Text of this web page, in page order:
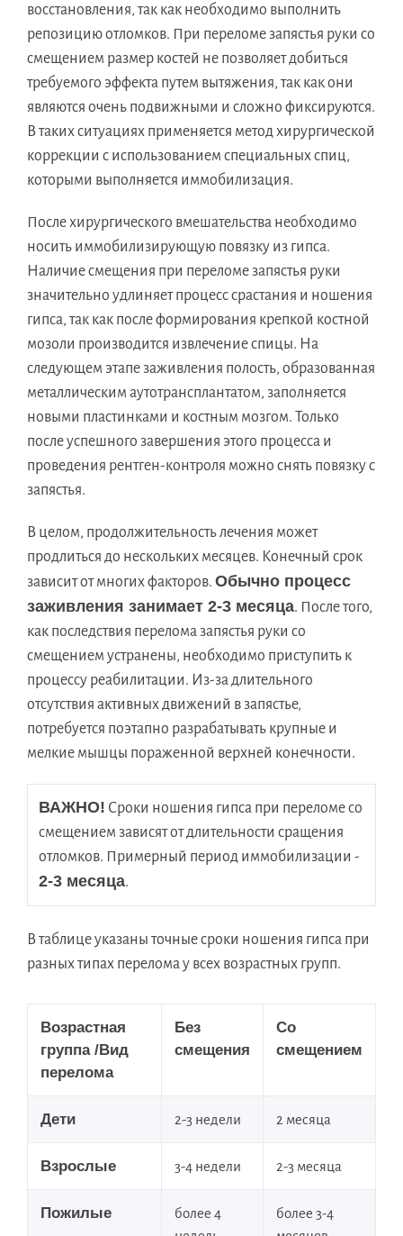
восстановления, так как необходимо выполнить
репозицию отломков. При переломе запястья руки со
смещением размер костей не позволяет добиться
требуемого эффекта путем вытяжения, так как они
являются очень подвижными и сложно фиксируются.
В таких ситуациях применяется метод хирургической
коррекции с использованием специальных спиц,
которыми выполняется иммобилизация.
После хирургического вмешательства необходимо
носить иммобилизирующую повязку из гипса.
Наличие смещения при переломе запястья руки
значительно удлиняет процесс срастания и ношения
гипса, так как после формирования крепкой костной
мозоли производится извлечение спицы. На
следующем этапе заживления полость, образованная
металлическим аутотрансплантатом, заполняется
новыми пластинками и костным мозгом. Только
после успешного завершения этого процесса и
проведения рентген-контроля можно снять повязку с
запястья.
В целом, продолжительность лечения может
продлиться до нескольких месяцев. Конечный срок
зависит от многих факторов. Обычно процесс
заживления занимает 2-3 месяца. После того,
как последствия перелома запястья руки со
смещением устранены, необходимо приступить к
процессу реабилитации. Из-за длительного
отсутствия активных движений в запястье,
потребуется поэтапно разрабатывать крупные и
мелкие мышцы пораженной верхней конечности.
ВАЖНО! Сроки ношения гипса при переломе со
смещением зависят от длительности сращения
2-3 месяца.
В таблице указаны точные сроки ношения гипса при
разных типах перелома у всех возрастных групп.
Возрастная
группа /Вид
перелома
Без
смещения
Со
смещением
Дети 2-3 недели 2 месяца
Взрослые 3-4 недели 2-3 месяца
Пожилые
более 4
более 3-4